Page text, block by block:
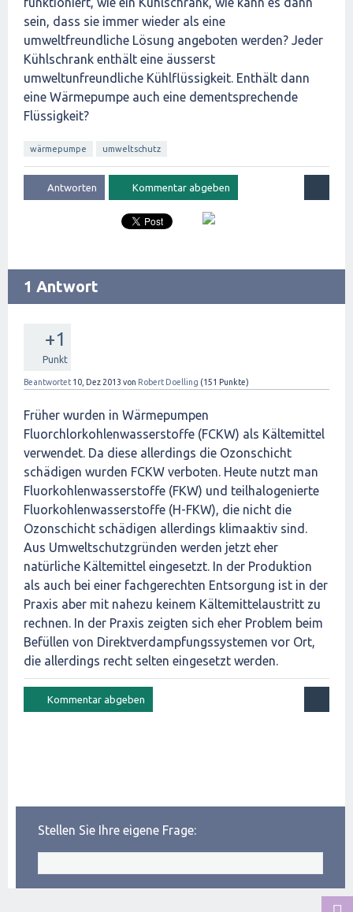
sein, dass sie immer wieder als eine
umweltfreundliche Lösung angeboten werden? Jeder
Kühlschrank enthält eine äusserst
umweltunfreundliche Kühlflüssigkeit. Enthält dann
eine Wärmepumpe auch eine dementsprechende
Flüssigkeit?
wärmepumpe umweltschutz
1 Antwort
+1
Punkt
Beantwortet 10, Dez 2013 von Robert Doelling (151 Punkte)
Früher wurden in Wärmepumpen
Fluorchlorkohlenwasserstoffe (FCKW) als Kältemittel
verwendet. Da diese allerdings die Ozonschicht
schädigen wurden FCKW verboten. Heute nutzt man
Fluorkohlenwasserstoffe (FKW) und teilhalogenierte
Fluorkohlenwasserstoffe (H-FKW), die nicht die
Ozonschicht schädigen allerdings klimaaktiv sind.
Aus Umweltschutzgründen werden jetzt eher
natürliche Kältemittel eingesetzt. In der Produktion
als auch bei einer fachgerechten Entsorgung ist in der
Praxis aber mit nahezu keinem Kältemittelaustritt zu
rechnen. In der Praxis zeigten sich eher Problem beim
Befüllen von Direktverdampfungssystemen vor Ort,
die allerdings recht selten eingesetzt werden.
Stellen Sie Ihre eigene Frage: